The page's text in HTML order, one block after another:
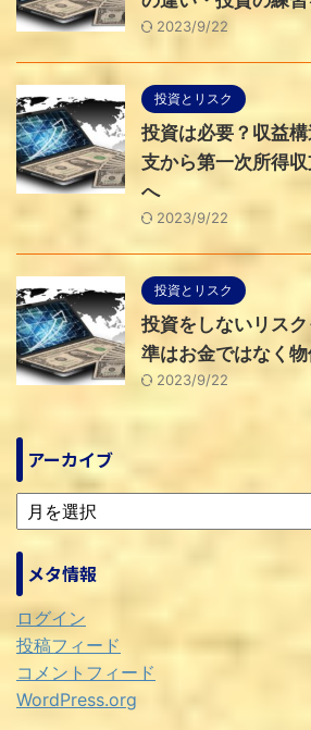
2023/9/22
投資とリスク
投資は必要？収益
支から第一次所得
へ
2023/9/22
投資とリスク
投資をしないリス
準はお金ではなく
2023/9/22
アーカイブ
メタ情報
ログイン
投稿フィード
コメントフィード
WordPress.org